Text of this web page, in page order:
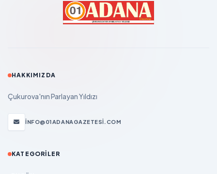
HAKKIMIZDA
Çukurova'nın Parlayan Yıldızı
INFO@01ADANAGAZETESI.COM
KATEGORILER